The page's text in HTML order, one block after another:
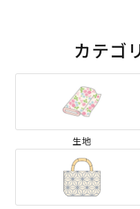
カテゴ
生地